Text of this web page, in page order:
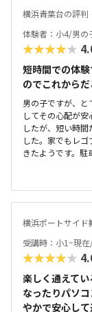
横浜青葉台の評判
体験者：小4/男の
★★★★★
短時間での体
のでこれからだ
男の子ですが、
してその心配が
したが、短い時
した。家でもレ
きたようです。駐
の送迎だけにな
なので問題ない
の人数には狭い
は90分ではなく
ので、これから良
横浜ポートサイド
受講時：小1~現
★★★★★
楽しく通えて
なったりパソ
やかで安心して